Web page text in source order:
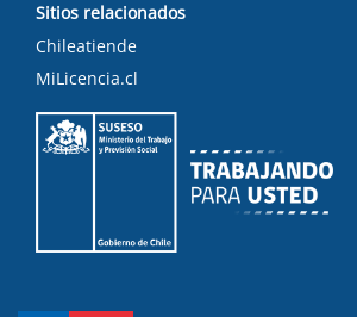
Sitios relacionados
Chileatiende
MiLicencia.cl